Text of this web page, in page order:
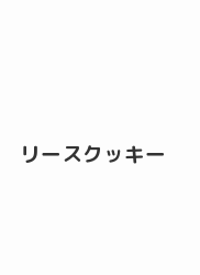
リースクッキー